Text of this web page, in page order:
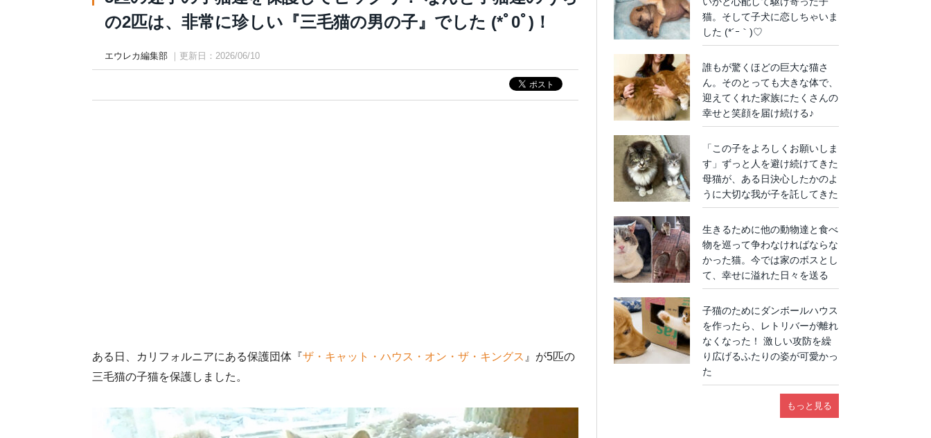
の2匹は、非常に珍しい『三毛猫の男の子』でした (*ﾟ0ﾟ)！
エウレカ編集部 ｜更新日：2026/06/10
ある日、カリフォルニアにある保護団体『ザ・キャット・ハウス・オン・ザ・キングス 』が5匹の
三毛猫の子猫を保護しました。
猫。そして子犬に恋しちゃいま
した (*´ｰ｀)♡
誰もが驚くほどの巨大な猫さ
ん。そのとっても大きな体で、
迎えてくれた家族にたくさんの
幸せと笑顔を届け続ける♪
「この子をよろしくお願いしま
す」ずっと人を避け続けてきた
母猫が、ある日決心したかのよ
うに大切な我が子を託してきた
生きるために他の動物達と食べ
物を巡って争わなければならな
かった猫。今では家のボスとし
て、幸せに溢れた日々を送る
子猫のためにダンボールハウス
を作ったら、レトリバーが離れ
なくなった！ 激しい攻防を繰
り広げるふたりの姿が可愛かっ
た
もっと見る